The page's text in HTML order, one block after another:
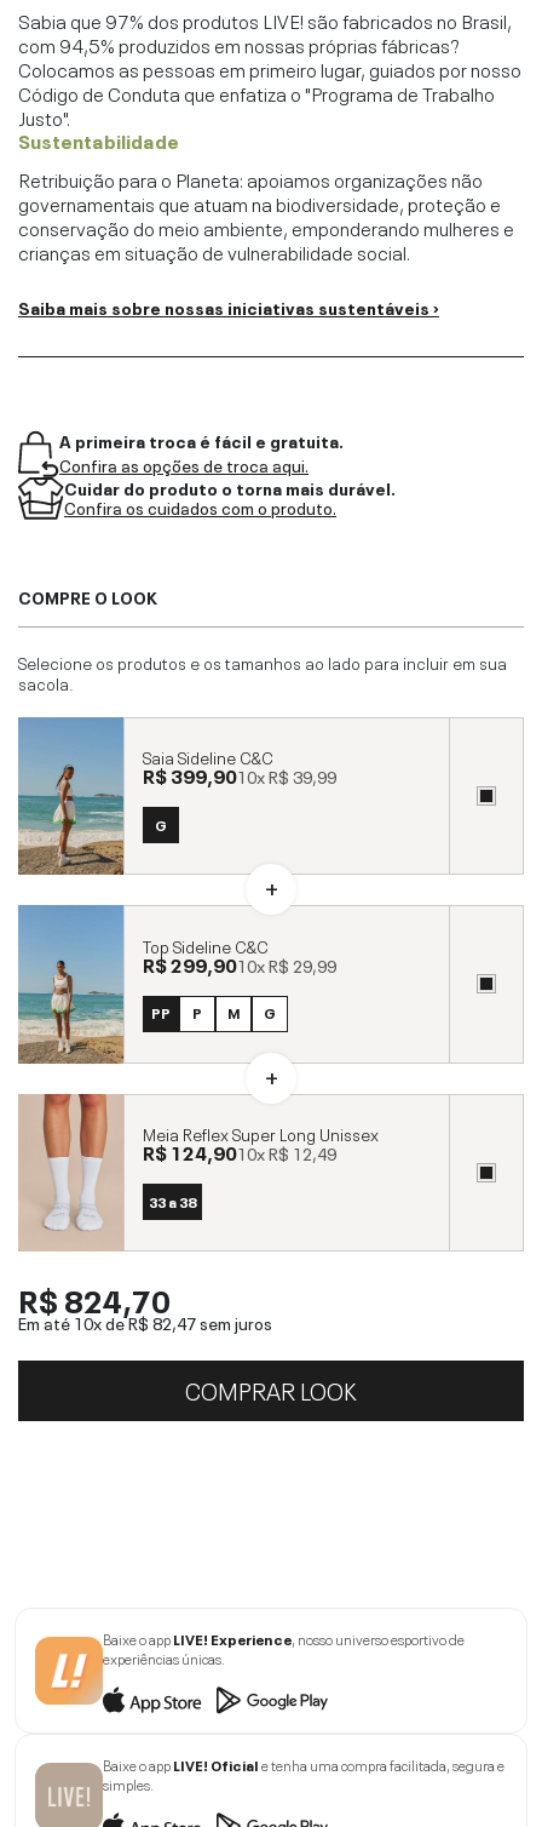
Sabia que 97% dos produtos LIVE! são fabricados no Brasil,
com 94,5% produzidos em nossas próprias fábricas?
Colocamos as pessoas em primeiro lugar, guiados por nosso
Código de Conduta que enfatiza o "Programa de Trabalho
Justo".
Sustentabilidade
Retribuição para o Planeta: apoiamos organizações não
governamentais que atuam na biodiversidade, proteção e
conservação do meio ambiente, emponderando mulheres e
crianças em situação de vulnerabilidade social.
Saiba mais sobre nossas iniciativas sustentáveis ›
A primeira troca é fácil e gratuita.
Confira as opções de troca aqui.
Cuidar do produto o torna mais durável.
Confira os cuidados com o produto.
COMPRE O LOOK
Selecione os produtos e os tamanhos ao lado para incluir em sua
sacola.
Saia Sideline C&C
R$ 399,9010xR$ 39,99
G
Top Sideline C&C
R$ 299,9010xR$ 29,99
PP P M G
Meia Reflex Super Long Unissex
R$ 124,9010xR$ 12,49
33 a 38
R$ 824,70
Em até 10x deR$ 82,47sem juros
COMPRAR LOOK
Baixe o appLIVE! Experience, nosso universo esportivo de
experiências únicas.
Baixe o appLIVE! Oficiale tenha uma compra facilitada, segura e
simples.